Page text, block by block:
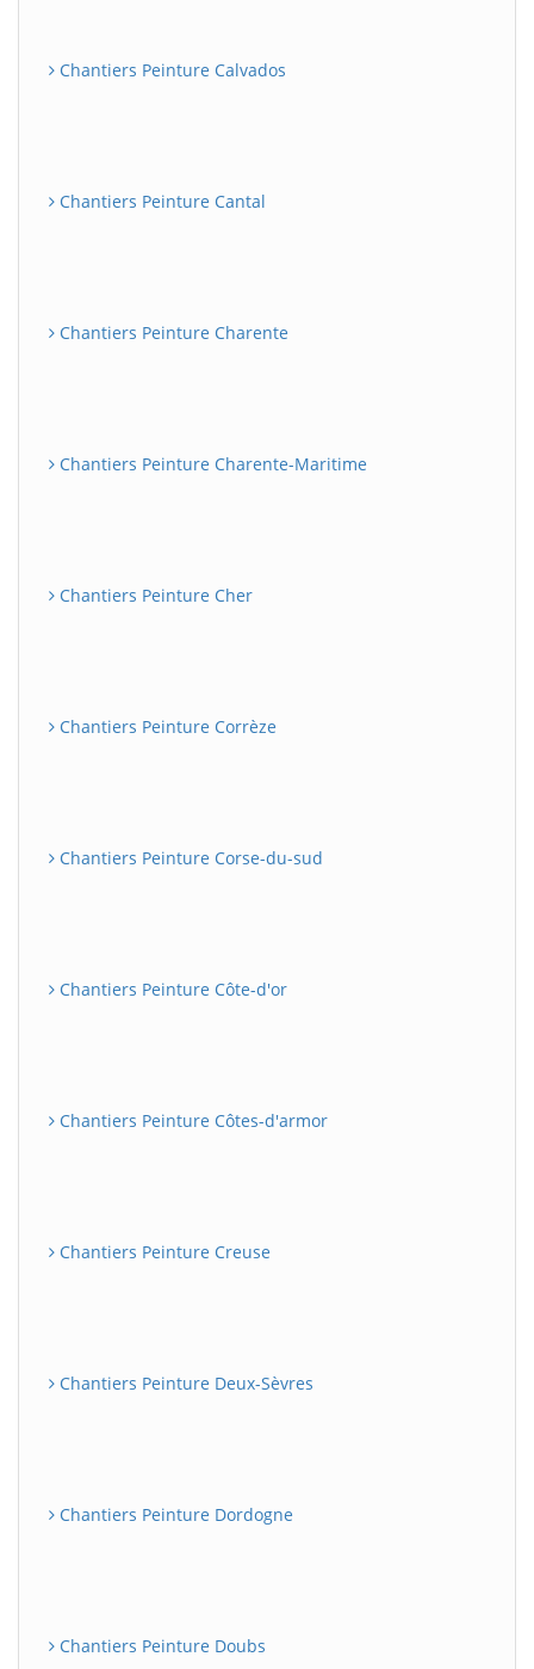
Chantiers Peinture Calvados
Chantiers Peinture Cantal
Chantiers Peinture Charente
Chantiers Peinture Charente-Maritime
Chantiers Peinture Cher
Chantiers Peinture Corrèze
Chantiers Peinture Corse-du-sud
Chantiers Peinture Côte-d'or
Chantiers Peinture Côtes-d'armor
Chantiers Peinture Creuse
Chantiers Peinture Deux-Sèvres
Chantiers Peinture Dordogne
Chantiers Peinture Doubs